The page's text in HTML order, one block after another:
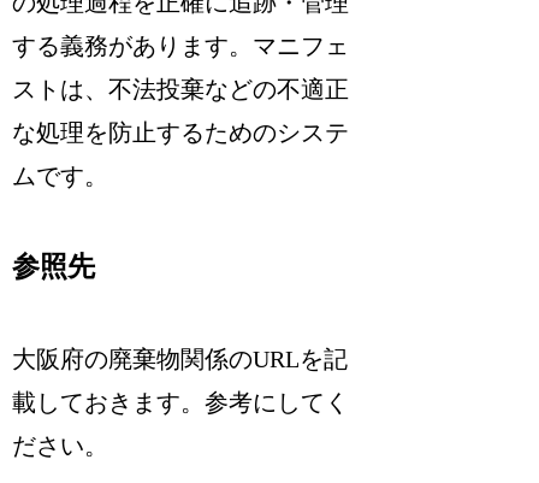
する義務があります。マニフェ
ストは、不法投棄などの不適正
な処理を防止するためのシステ
ムです。
参照先
大阪府の廃棄物関係のURLを記
載しておきます。参考にしてく
ださい。